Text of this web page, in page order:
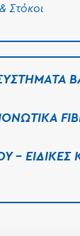
Στόκοι
- ΕΙΔΙΚΈΣ